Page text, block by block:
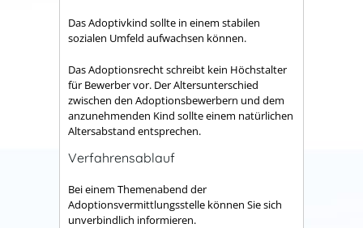
Das Adoptivkind sollte in einem stabilen
sozialen Umfeld aufwachsen können.
Das Adoptionsrecht schreibt kein Höchstalter
für Bewerber vor. Der Altersunterschied
zwischen den Adoptionsbewerbern und dem
anzunehmenden Kind sollte einem natürlichen
Altersabstand entsprechen.
Verfahrensablauf
Bei einem Themenabend der
Adoptionsvermittlungsstelle können Sie sich
unverbindlich informieren.